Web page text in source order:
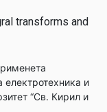
transforms and
електротехника и
“Св. Кирил и